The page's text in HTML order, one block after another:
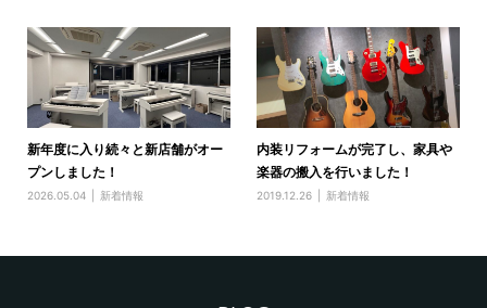
新年度に入り続々と新店舗がオー
プンしました！
2026.05.04 新着情報
内装リフォームが完了し、家具や
楽器の搬入を行いました！
2019.12.26 新着情報